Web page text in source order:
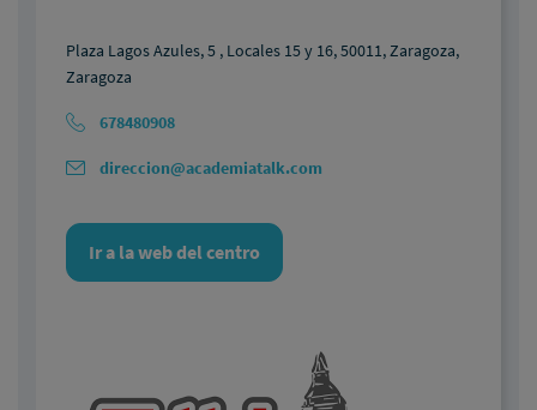
Plaza Lagos Azules, 5 , Locales 15 y 16, 50011, Zaragoza,
Zaragoza
678480908
direccion@academiatalk.com
Ir a la web del centro